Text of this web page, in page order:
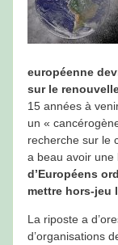
européenne
sur le
15 années à
un «
recherche sur le
a beau avoir une
d’Européens
mettre hors-jeu
La riposte a
d’organisations